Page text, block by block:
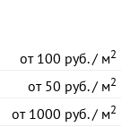
от100 руб. / м2
от50 руб. / м2
от1000 руб. / м2